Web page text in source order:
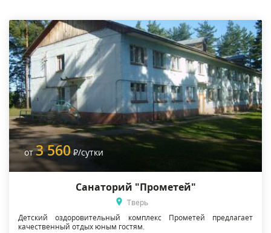
от3 560 Р/сутки
Санаторий "Прометей"
Тверь
Детский оздоровительный комплекс Прометей предлагает
качественный отдых юным гостям.